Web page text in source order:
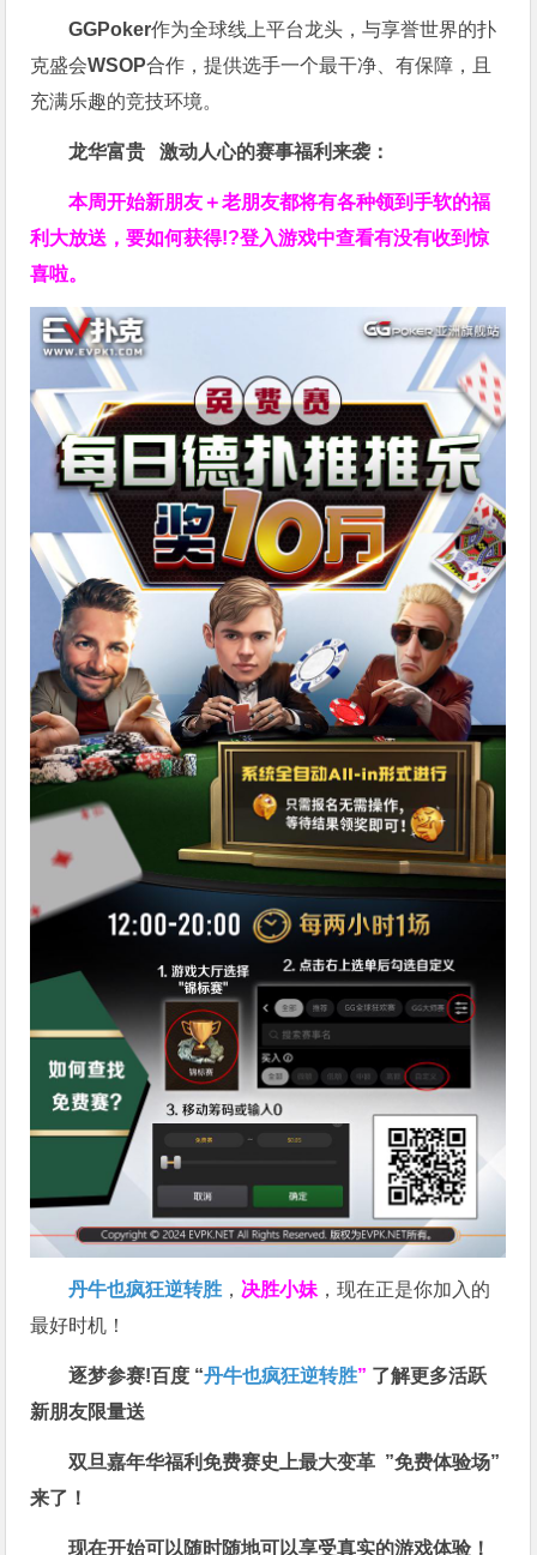
GGPoker作为全球线上平台龙头，与享誉世界的扑
克盛会WSOP合作，提供选手一个最干净、有保障，且
充满乐趣的竞技环境。
龙华富贵 激动人心的赛事福利来袭：
本周开始新朋友＋老朋友都将有各种领到手软的福
利大放送，要如何获得!?登入游戏中查看有没有收到惊
喜啦。
丹牛也疯狂逆转胜 ， 决胜小妹 ，现在正是你加入的
最好时机！
逐梦参赛!百度 “丹牛也疯狂逆转胜” 了解更多活跃
新朋友限量送
双旦嘉年华福利免费赛史上最大变革 ”免费体验场”
来了！
现在开始可以随时随地可以享受真实的游戏体验！